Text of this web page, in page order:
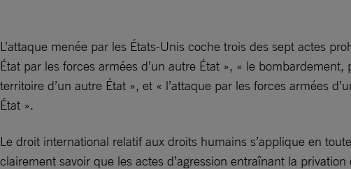
L’attaque menée par les États-Unis coche trois des sept actes
État par les forces armées d’un autre État », « le
territoire d’un autre État », et « l’attaque par les forces armées
État ».
Le droit international relatif aux droits humains s’applique en
clairement savoir que les actes d’agression entraînant la